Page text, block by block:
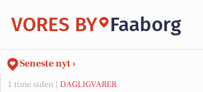
VORES BY Faaborg
Seneste nyt ›
1 time siden | DAGLIGVARER